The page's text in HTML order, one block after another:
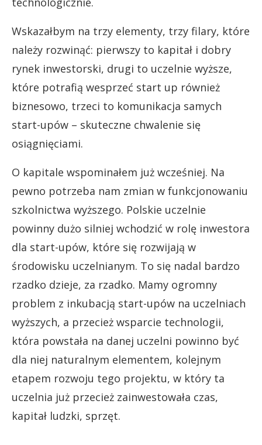
Wskazałbym na trzy elementy, trzy filary, które
należy rozwinąć: pierwszy to kapitał i dobry
rynek inwestorski, drugi to uczelnie wyższe,
które potrafią wesprzeć start up również
biznesowo, trzeci to komunikacja samych
start-upów – skuteczne chwalenie się
osiągnięciami.
O kapitale wspominałem już wcześniej. Na
pewno potrzeba nam zmian w funkcjonowaniu
szkolnictwa wyższego. Polskie uczelnie
powinny dużo silniej wchodzić w rolę inwestora
dla start-upów, które się rozwijają w
środowisku uczelnianym. To się nadal bardzo
rzadko dzieje, za rzadko. Mamy ogromny
problem z inkubacją start-upów na uczelniach
wyższych, a przecież wsparcie technologii,
która powstała na danej uczelni powinno być
dla niej naturalnym elementem, kolejnym
etapem rozwoju tego projektu, w który ta
uczelnia już przecież zainwestowała czas,
kapitał ludzki, sprzęt.